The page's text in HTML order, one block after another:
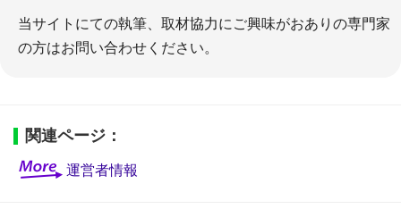
＋ライティングスクールはどんな人に向いている？
サーチエンジン
当サイトにての執筆、取材協力にご興味がおありの専門家
の方はお問い合わせください。
関連ページ：
運営者情報